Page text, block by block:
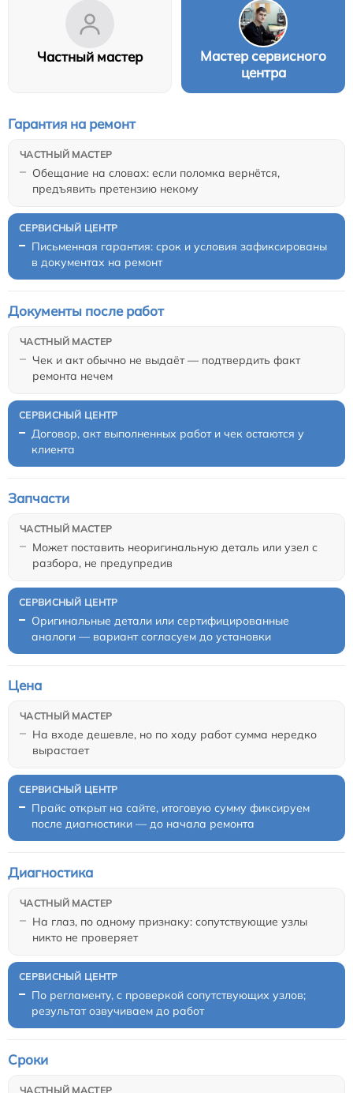
Частный мастер
Мастер сервисного
центра
Обещание на словах: если поломка вернётся,
предъявить претензию некому
Гарантия на ремонт
Письменная гарантия: срок и условия зафиксированы
в документах на ремонт
Чек и акт обычно не выдаёт — подтвердить факт
ремонта нечем
Документы после работ
Договор, акт выполненных работ и чек остаются у
клиента
Может поставить неоригинальную деталь или узел с
разбора, не предупредив
Запчасти
Оригинальные детали или сертифицированные
аналоги — вариант согласуем до установки
На входе дешевле, но по ходу работ сумма нередко
вырастает
Цена
Прайс открыт на сайте, итоговую сумму фиксируем
после диагностики — до начала ремонта
На глаз, по одному признаку: сопутствующие узлы
никто не проверяет
Диагностика
По регламенту, с проверкой сопутствующих узлов;
результат озвучиваем до работ
Сроки